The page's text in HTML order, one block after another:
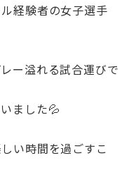
経験者の女子選手
ー溢れる試合運びで
ました💦
い時間を過ごすこ